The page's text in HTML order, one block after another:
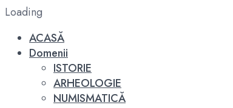
Loading
ACASĂ
Domenii
ISTORIE
ARHEOLOGIE
NUMISMATICĂ